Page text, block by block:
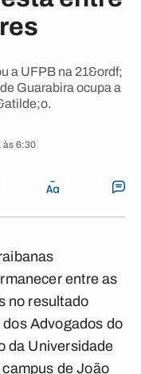
a UFPB na 21&ordf;
Guarabira ocupa a
às 6:30
entre as
no resultado
Advogados do
da Universidade
de João